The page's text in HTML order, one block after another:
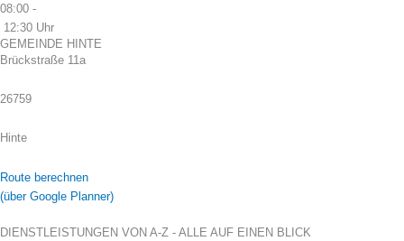
08:00 -
12:30 Uhr
GEMEINDE HINTE
Brückstraße 11a
26759
Hinte
Route berechnen
(über Google Planner)
DIENSTLEISTUNGEN VON A-Z - ALLE AUF EINEN BLICK